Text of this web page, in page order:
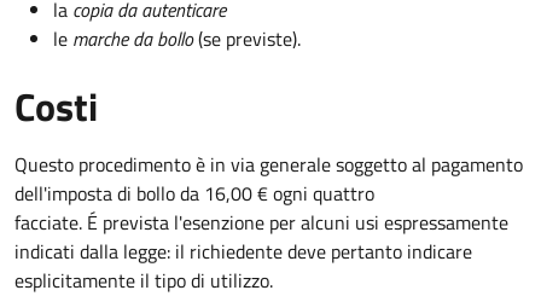
la copia da autenticare
le marche da bollo(se previste).
Costi
Questo procedimento è in via generale soggetto al pagamento
dell'imposta di bollo da 16,00 € ogni quattro
facciate. É prevista l'esenzione per alcuni usi espressamente
indicati dalla legge: il richiedente deve pertanto indicare
esplicitamente il tipo di utilizzo.